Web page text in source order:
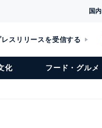
国内
レスリリースを受信する
化 フード・グルメ